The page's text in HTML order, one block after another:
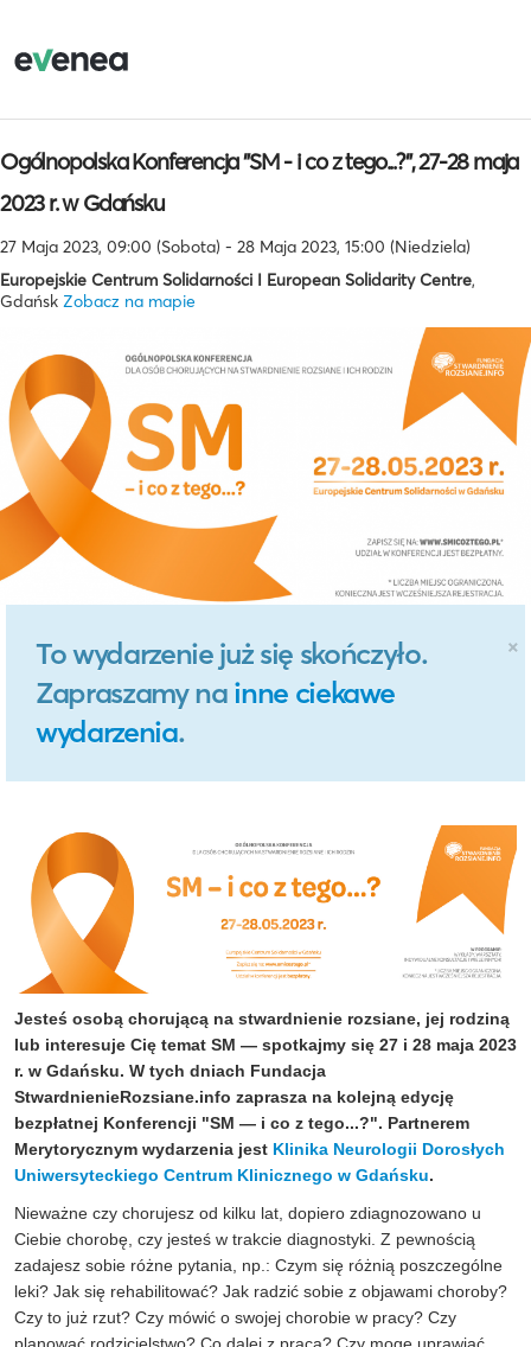
Ogólnopolska Konferencja "SM - i co z tego...?", 27-28 maja
2023 r. w Gdańsku
27 Maja 2023, 09:00 (Sobota) - 28 Maja 2023, 15:00 (Niedziela)
Europejskie Centrum Solidarności I European Solidarity Centre,
Gdańsk Zobacz na mapie
×
To wydarzenie już się skończyło.
Zapraszamy na inne ciekawe
wydarzenia.
Jesteś osobą chorującą na stwardnienie rozsiane, jej rodziną
lub interesuje Cię temat SM — spotkajmy się 27 i 28 maja 2023
r. w Gdańsku. W tych dniach Fundacja
StwardnienieRozsiane.info zaprasza na kolejną edycję
bezpłatnej Konferencji "SM — i co z tego...?". Partnerem
Merytorycznym wydarzenia jest Klinika Neurologii Dorosłych
Uniwersyteckiego Centrum Klinicznego w Gdańsku.
Nieważne czy chorujesz od kilku lat, dopiero zdiagnozowano u
Ciebie chorobę, czy jesteś w trakcie diagnostyki. Z pewnością
zadajesz sobie różne pytania, np.: Czym się różnią poszczególne
leki? Jak się rehabilitować? Jak radzić sobie z objawami choroby?
Czy to już rzut? Czy mówić o swojej chorobie w pracy? Czy
planować rodzicielstwo? Co dalej z pracą? Czy mogę uprawiać